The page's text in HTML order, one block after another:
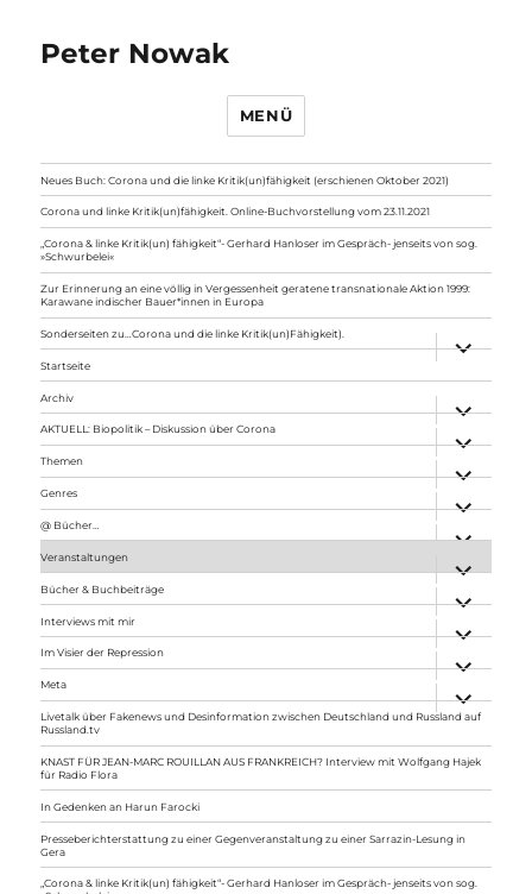
Peter Nowak
MENÜ
Neues Buch: Corona und die linke Kritik(un)fähigkeit (erschienen Oktober 2021)
Corona und linke Kritik(un)fähigkeit. Online-Buchvorstellung vom 23.11.2021
„Corona & linke Kritik(un) fähigkeit“- Gerhard Hanloser im Gespräch- jenseits von sog.
»Schwurbelei«
Zur Erinnerung an eine völlig in Vergessenheit geratene transnationale Aktion 1999:
Karawane indischer Bauer*innen in Europa
Sonderseiten zu…Corona und die linke Kritik(un)Fähigkeit).
anzeigen
Startseite
Archiv
anzeigen
AKTUELL: Biopolitik – Diskussion über Corona
anzeigen
Themen
anzeigen
Genres
anzeigen
@ Bücher…
Veranstaltungen
anzeigen
Bücher & Buchbeiträge
anzeigen
Interviews mit mir
anzeigen
Im Visier der Repression
anzeigen
Meta
anzeigen
Livetalk über Fakenews und Desinformation zwischen Deutschland und Russland auf
Russland.tv
KNAST FÜR JEAN-MARC ROUILLAN AUS FRANKREICH? Interview mit Wolfgang Hajek
für Radio Flora
In Gedenken an Harun Farocki
Presseberichterstattung zu einer Gegenveranstaltung zu einer Sarrazin-Lesung in
Gera
„Corona & linke Kritik(un) fähigkeit“- Gerhard Hanloser im Gespräch- jenseits von sog.